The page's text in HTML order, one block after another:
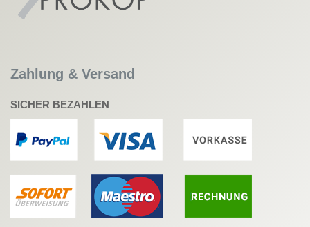
Zahlung & Versand
SICHER BEZAHLEN